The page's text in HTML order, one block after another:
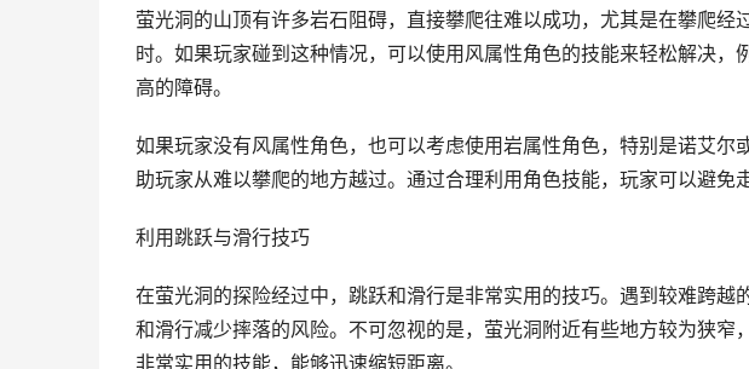
萤光洞的山顶有许多岩石阻碍，直接攀爬往难以成功，尤其是在攀爬经
时。如果玩家碰到这种情况，可以使用风属性角色的技能来轻松解决，
高的障碍。
如果玩家没有风属性角色，也可以考虑使用岩属性角色，特别是诺艾尔
助玩家从难以攀爬的地方越过。通过合理利用角色技能，玩家可以避免
利用跳跃与滑行技巧
在萤光洞的探险经过中，跳跃和滑行是非常实用的技巧。遇到较难跨越
和滑行减少摔落的风险。不可忽视的是，萤光洞附近有些地方较为狭窄
非常实用的技能，能够迅速缩短距离。